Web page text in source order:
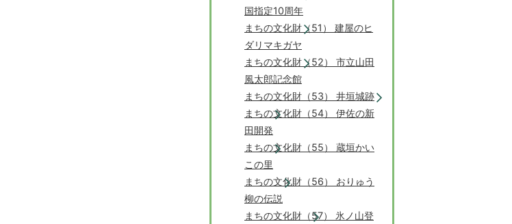
国指定10周年
まちの文化財（51） 建屋のヒ
ダリマキガヤ
まちの文化財（52） 市立山田
風太郎記念館
まちの文化財（53） 井垣城跡
まちの文化財（54） 伊佐の新
田開発
まちの文化財（55） 蔵垣かい
この里
まちの文化財（56） おりゅう
柳の伝説
まちの文化財（57） 氷ノ山登